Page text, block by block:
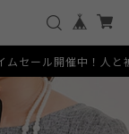
セール開催中！人と